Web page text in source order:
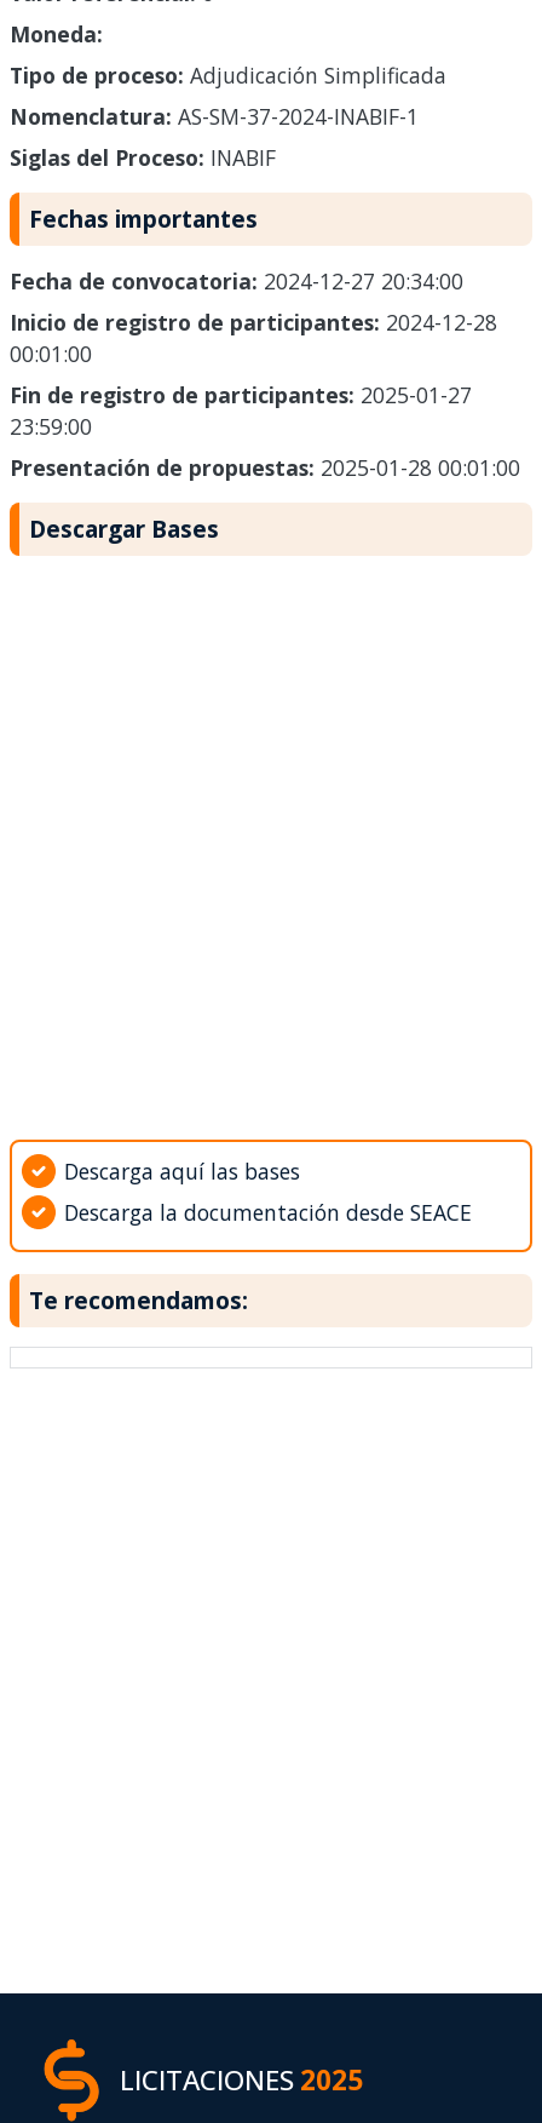
Moneda:
Tipo de proceso: Adjudicación Simplificada
Nomenclatura: AS-SM-37-2024-INABIF-1
Siglas del Proceso: INABIF
Fechas importantes
Fecha de convocatoria: 2024-12-27 20:34:00
Inicio de registro de participantes: 2024-12-28
00:01:00
Fin de registro de participantes: 2025-01-27
23:59:00
Presentación de propuestas: 2025-01-28 00:01:00
Descargar Bases
Descarga aquí las bases
Descarga la documentación desde SEACE
Te recomendamos:
LICITACIONES2025